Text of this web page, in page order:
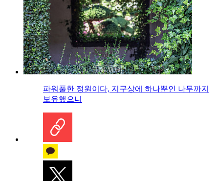
파워풀한 정원이다, 지구상에 하나뿐인 나무까지
보유했으니